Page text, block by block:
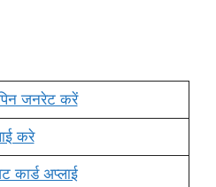
जनरेट करें
करे
कार्ड अप्लाई